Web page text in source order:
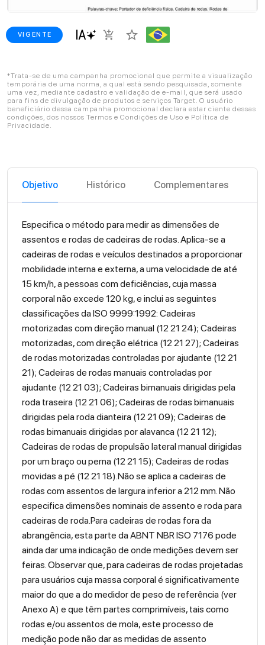
VIGENTE add_shopping_cart star_border
*Trata-se de uma campanha promocional que permite a visualização
temporária de uma norma, a qual está sendo pesquisada, somente
uma vez, mediante cadastro e validação de e-mail, que será usado
para fins de divulgação de produtos e serviços Target. O usuário
beneficiário dessa campanha promocional declara estar ciente dessas
condições, dos nossos Termos e Condições de Uso e Política de
Privacidade.
Objetivo Histórico Complementares
Especifica o método para medir as dimensões de
assentos e rodas de cadeiras de rodas. Aplica-se a
cadeiras de rodas e veículos destinados a proporcionar
mobilidade interna e externa, a uma velocidade de até
15 km/h, a pessoas com deficiências, cuja massa
corporal não excede 120 kg, e inclui as seguintes
classificações da ISO 9999:1992: Cadeiras
motorizadas com direção manual (12 21 24); Cadeiras
motorizadas, com direção elétrica (12 21 27); Cadeiras
de rodas motorizadas controladas por ajudante (12 21
21); Cadeiras de rodas manuais controladas por
ajudante (12 21 03); Cadeiras bimanuais dirigidas pela
roda traseira (12 21 06); Cadeiras de rodas bimanuais
dirigidas pela roda dianteira (12 21 09); Cadeiras de
rodas bimanuais dirigidas por alavanca (12 21 12);
Cadeiras de rodas de propulsão lateral manual dirigidas
por um braço ou perna (12 21 15); Cadeiras de rodas
movidas a pé (12 21 18).Não se aplica a cadeiras de
rodas com assentos de largura inferior a 212 mm. Não
especifica dimensões nominais de assento e roda para
cadeiras de roda.Para cadeiras de rodas fora da
abrangência, esta parte da ABNT NBR ISO 7176 pode
ainda dar uma indicação de onde medições devem ser
feiras. Observar que, para cadeiras de rodas projetadas
para usuários cuja massa corporal é significativamente
maior do que a do medidor de peso de referência (ver
Anexo A) e que têm partes comprimíveis, tais como
rodas e/ou assentos de mola, este processo de
medição pode não dar as medidas de assento